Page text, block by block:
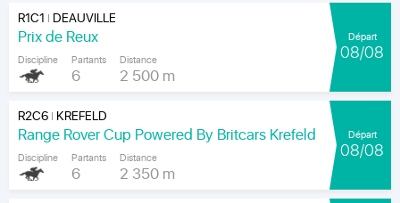
R1C1 | DEAUVILLE
Prix de Reux
Discipline Partants
6
Distance
2 500 m
Départ
08/08
R2C6| KREFELD
Range Rover Cup Powered By Britcars Krefeld
Discipline Partants
6
Distance
2 350 m
Départ
08/08